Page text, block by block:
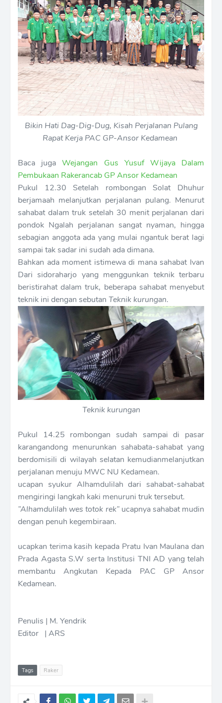
Bikin Hati Dag-Dig-Dug, Kisah Perjalanan Pulang
Rapat Kerja PAC GP-Ansor Kedamean
Baca jugaWejangan Gus Yusuf Wijaya Dalam
Pembukaan Rakerancab GP Ansor Kedamean
Pukul 12.30 Setelah rombongan Solat Dhuhur
berjamaah melanjutkan perjalanan pulang. Menurut
sahabat dalam truk setelah 30 menit perjalanan dari
pondok Ngalah perjalanan sangat nyaman, hingga
sebagian anggota ada yang mulai ngantuk berat lagi
sampai tak sadar ini sudah ada dimana.
Bahkan ada moment istimewa di mana sahabat Ivan
Dari sidoraharjo yang menggunkan teknik terbaru
beristirahat dalam truk, beberapa sahabat menyebut
teknik ini dengan sebutan Teknik kurungan.
Teknik kurungan
Pukul 14.25 rombongan sudah sampai di pasar
karangandong menurunkan sahabata-sahabat yang
berdomisili di wilayah selatan kemudianmelanjutkan
perjalanan menuju MWC NU Kedamean.
ucapan syukur Alhamdulilah dari sahabat-sahabat
mengiringi langkah kaki menuruni truk tersebut.
”Alhamdulilah wes totok rek” ucapnya sahabat mudin
dengan penuh kegembiraan.
ucapkan terima kasih kepada Pratu Ivan Maulana dan
Prada Agasta S.W serta Institusi TNI AD yang telah
membantu Angkutan Kepada PAC GP Ansor
Kedamean.
Penulis | M. Yendrik
Editor | ARS
Tags Raker